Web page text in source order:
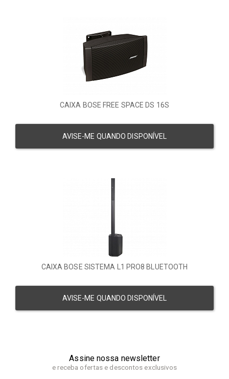
CAIXA BOSE FREE SPACE DS 16S
AVISE-ME QUANDO DISPONÍVEL
CAIXA BOSE SISTEMA L1 PRO8 BLUETOOTH
AVISE-ME QUANDO DISPONÍVEL
Assine nossa newsletter
e receba ofertas e descontos exclusivos